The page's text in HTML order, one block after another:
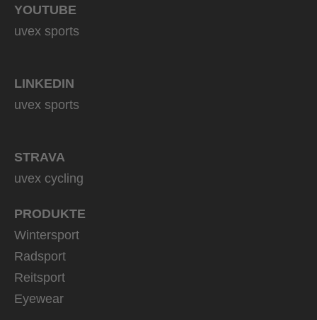
YOUTUBE
uvex sports
LINKEDIN
uvex sports
STRAVA
uvex cycling
PRODUKTE
Wintersport
Radsport
Reitsport
Eyewear